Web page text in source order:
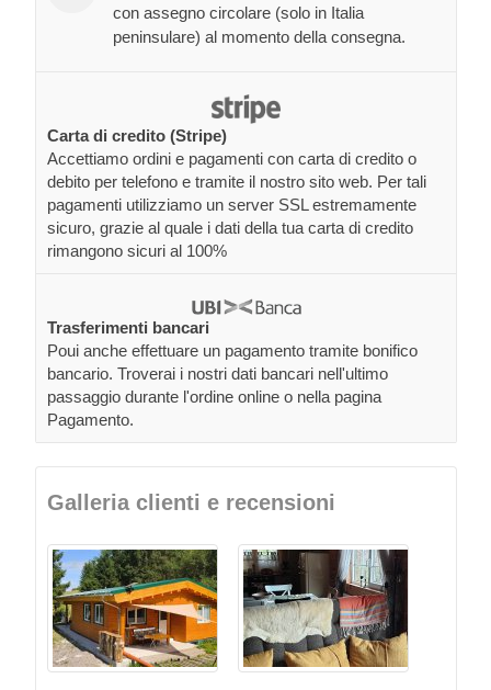
con assegno circolare (solo in Italia
peninsulare) al momento della consegna.
Carta di credito (Stripe)
Accettiamo ordini e pagamenti con carta di credito o
debito per telefono e tramite il nostro sito web. Per tali
pagamenti utilizziamo un server SSL estremamente
sicuro, grazie al quale i dati della tua carta di credito
rimangono sicuri al 100%
Trasferimenti bancari
Poui anche effettuare un pagamento tramite bonifico
bancario. Troverai i nostri dati bancari nell'ultimo
passaggio durante l'ordine online o nella pagina
Pagamento.
Galleria clienti e recensioni